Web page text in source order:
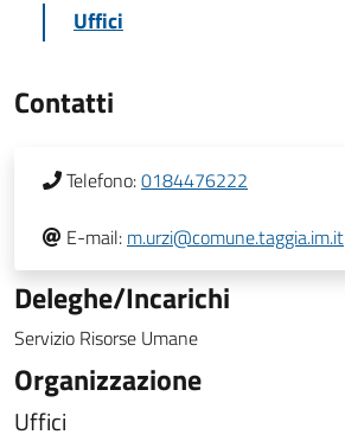
Uffici
Contatti
Telefono:0184476222
E-mail: m.urzi@comune.taggia.im.it
Deleghe/Incarichi
Servizio Risorse Umane
Organizzazione
Uffici